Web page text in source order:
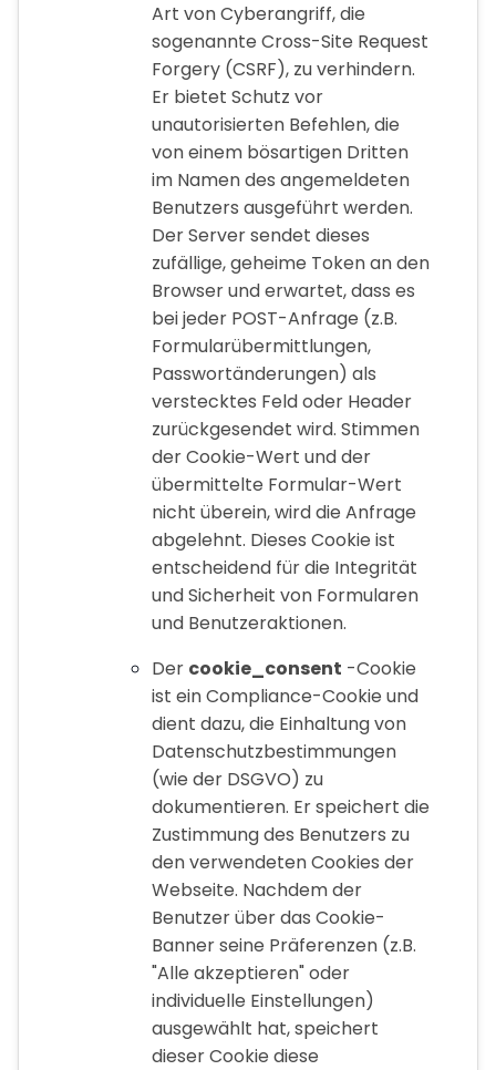
Art von Cyberangriff, die
sogenannte Cross-Site Request
Forgery (CSRF), zu verhindern.
Er bietet Schutz vor
unautorisierten Befehlen, die
von einem bösartigen Dritten
im Namen des angemeldeten
Benutzers ausgeführt werden.
Der Server sendet dieses
zufällige, geheime Token an den
Browser und erwartet, dass es
bei jeder POST-Anfrage (z.B.
Formularübermittlungen,
Passwortänderungen) als
verstecktes Feld oder Header
zurückgesendet wird. Stimmen
der Cookie-Wert und der
übermittelte Formular-Wert
nicht überein, wird die Anfrage
abgelehnt. Dieses Cookie ist
entscheidend für die Integrität
und Sicherheit von Formularen
und Benutzeraktionen.
Der cookie_consent -Cookie
ist ein Compliance-Cookie und
dient dazu, die Einhaltung von
Datenschutzbestimmungen
(wie der DSGVO) zu
dokumentieren. Er speichert die
Zustimmung des Benutzers zu
den verwendeten Cookies der
Webseite. Nachdem der
Benutzer über das Cookie-
Banner seine Präferenzen (z.B.
"Alle akzeptieren" oder
individuelle Einstellungen)
ausgewählt hat, speichert
dieser Cookie diese